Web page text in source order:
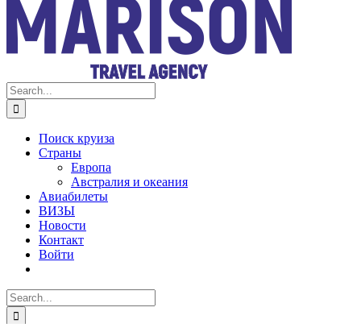
Search
for:
Поиск круиза
Страны
Европа
Австралия и океания
Авиабилеты
ВИЗЫ
Новости
Контакт
Войти
Search
for: